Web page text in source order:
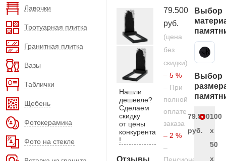
Лавочки
Тротуарная плитка
Гранитная плитка
Вазы
Таблички
Щебень
Фотокерамика
Фото на стекле
Нашли
дешевле?
Сделаем
скидку
от цены
конкурента
!
Отзывы
79.500
руб.
(цена
без
скидки)
– 5 %
– При
полной
оплате
заказа
– 2 %
–
Выбор
Карельский гранит
Выбор
79.500
руб.
100
x
50
x